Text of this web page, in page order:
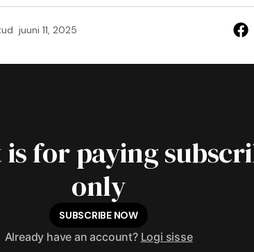
juuni 11, 2025
is for paying
only
SUBSCRIBE NOW
Already have an account? Logi sisse